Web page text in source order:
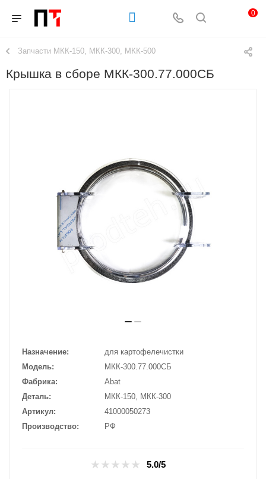
0
Запчасти МКК-150, МКК-300, МКК-500
Крышка в сборе МКК-300.77.000СБ
Назначение
для картофелечистки
Модель
МКК-300.77.000СБ
Фабрика
Abat
Деталь
МКК-150, МКК-300
Артикул
41000050273
Производство
РФ
5.0/5